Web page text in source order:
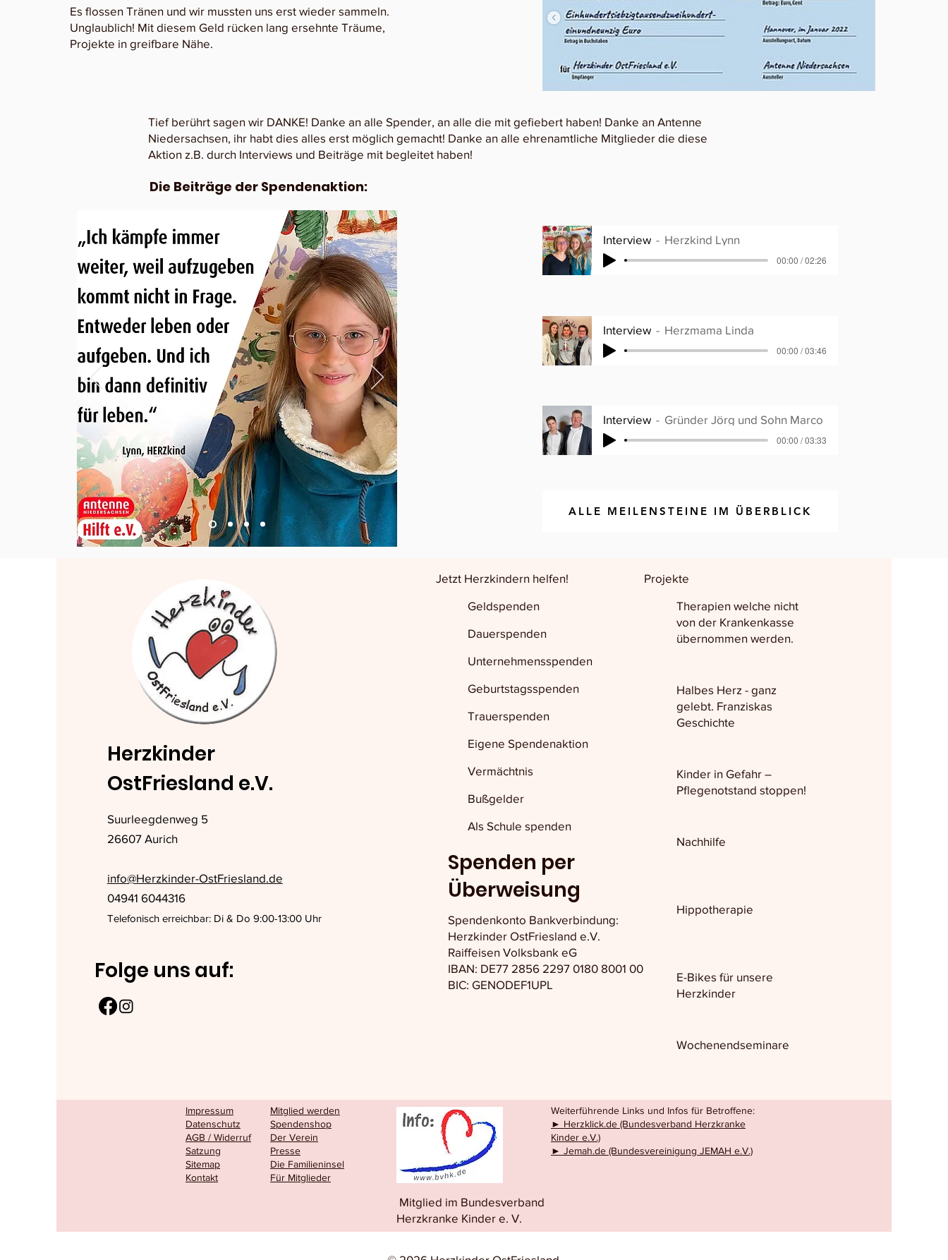
Es flossen Tränen und wir mussten uns erst wieder sammeln.
Unglaublich! Mit diesem Geld rücken lang ersehnte Träume,
Projekte in greifbare Nähe.
Tief berührt sagen wir DANKE! Danke an alle Spender, an alle die mit gefiebert haben! Danke an Antenne
Niedersachsen, ihr habt dies alles erst möglich gemacht! Danke an alle ehrenamtliche Mitglieder die diese
Aktion z.B. durch Interviews und Beiträge mit begleitet haben!
Die Beiträge der Spendenaktion:
Interview Herzkind Lynn
00:00 / 02:26
Interview Herzmama Linda
00:00 / 03:46
Interview Gründer Jörg und Sohn Marco
00:00 / 03:33
ALLE MEILENSTEINE IM ÜBERBLICK
Herzkinder
OstFriesland e.V.
Suurleegdenweg 5
26607 Aurich
info@Herzkinder-OstFriesland.de
04941 6044316
Telefonisch erreichbar: Di & Do 9:00-13:00 Uhr
Folge uns auf:
Jetzt Herzkindern helfen! Projekte
Geldspenden
Dauerspenden
Unternehmensspenden
Geburtstagsspenden
Trauerspenden
Eigene Spendenaktion
Vermächtnis
Bußgelder
Als Schule spenden
Spenden per
Überweisung
Spendenkonto Bankverbindung:
Herzkinder OstFriesland e.V.
Raiffeisen Volksbank eG
IBAN: DE77 2856 2297 0180 8001 00
BIC: GENODEF1UPL
Therapien welche nicht
von der Krankenkasse
übernommen werden.
Halbes Herz - ganz
gelebt. Franziskas
Geschichte
Kinder in Gefahr –
Pflegenotstand stoppen!
Nachhilfe
Hippotherapie
E-Bikes für unsere
Herzkinder
Wochenendseminare
Impressum
Datenschutz
AGB / Widerruf
Satzung
Sitemap
Kontakt
Mitglied werden
Spendenshop
Der Verein
Presse
Die Familieninsel
Für Mitglieder
Weiterführende Links und Infos für Betroffene:
► Herzklick.de (Bundesverband Herzkranke
Kinder e.V.)
► Jemah.de (Bundesvereinigung JEMAH e.V.)
Mitglied im Bundesverband
Herzkranke Kinder e. V.